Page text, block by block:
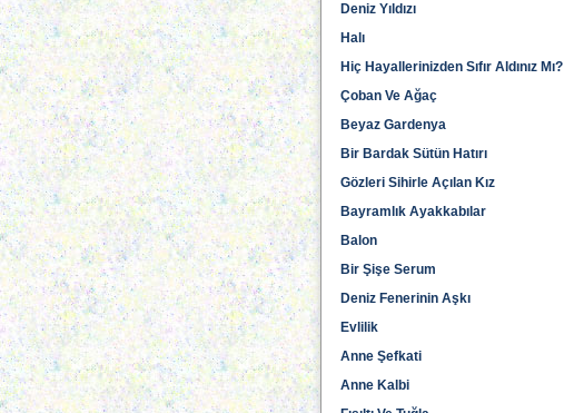
Deniz Yıldızı
Halı
Hiç Hayallerinizden Sıfır Aldınız Mı?
Çoban Ve Ağaç
Beyaz Gardenya
Bir Bardak Sütün Hatırı
Gözleri Sihirle Açılan Kız
Bayramlık Ayakkabılar
Balon
Bir Şişe Serum
Deniz Fenerinin Aşkı
Evlilik
Anne Şefkati
Anne Kalbi